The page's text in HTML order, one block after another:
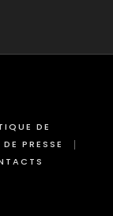
DE
PRESSE